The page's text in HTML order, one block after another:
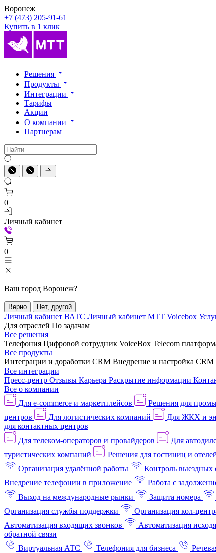
Воронеж
+7 (473) 205-91-61
Купить в 1 клик
Решения
Продукты
Интеграции
Тарифы
Акции
О компании
Партнерам
0
Личный кабинет
0
Ваш город Воронеж?
Верно Нет, другой
Личный кабинет ВАТС Личный кабинет МТТ Voicebox
Для отраслей По задачам
Все решения
Телефония Цифровой сотрудник VoiceBox Telecom
Все продукты
Интеграции и доработки CRM Внедрение и настройка CRM
Все интеграции
Пресс-центр Отзывы Карьера Раскрытие информации
Все о компании
Для e-commerce и маркетплейсов
Решения для
центров
Для логистических компаний Для ЖКХ и
для контактных центров
Для телеком-операторов и провайдеров
Для
туристических компаний
Решения для гостиниц и
Организация удалённой работы
Контроль выездных
Внедрение телефонии в приложение
Работа с
Выход на международные рынки
Защита номера
Организация службы поддержки
Организация кол-
Автоматизация входящих звонков
Автоматизация
обратной связи
Виртуальная АТС
Телефония для бизнеса